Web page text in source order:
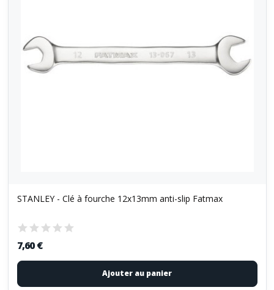
STANLEY - Clé à fourche 12x13mm anti-slip Fatmax
7,60 €
Ajouter au panier